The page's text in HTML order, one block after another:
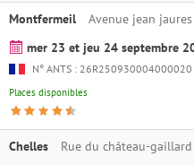
Montfermeil
Avenue jean jaures
mer 23 et jeu 24 septembre
N° ANTS : 26R250930004000020
Places disponibles
Chelles
Rue du château-gaillard